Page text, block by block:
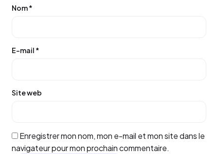
Nom*
E-mail *
Site web
Enregistrer mon nom, mon e-mail et mon site dans le
navigateur pour mon prochain commentaire.